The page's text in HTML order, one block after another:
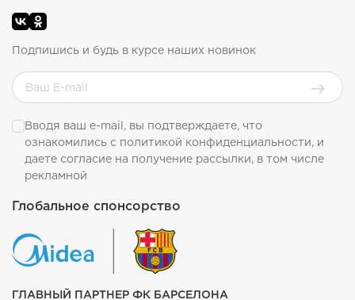
Глобальное спонсорство
ГЛАВНЫЙ ПАРТНЕР ФК БАРСЕЛОНА
Подпишись и будь в курсе наших новинок
Вводя ваш e-mail, вы подтверждаете, что
ознакомились с политикой конфиденциальности, и
даете согласие на получение рассылки, в том числе
рекламной